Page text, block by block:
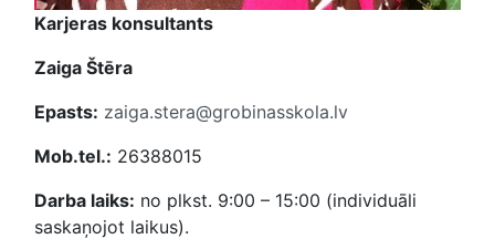
Karjeras konsultants
Zaiga Štēra
Epasts: zaiga.stera@grobinasskola.lv
Mob.tel.: 26388015
Darba laiks: no plkst. 9:00 – 15:00 (individuāli
saskaņojot laikus).